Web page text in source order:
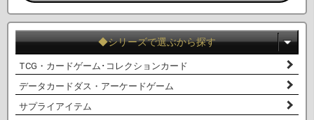
◆シリーズで選ぶから探す
TCG・カードゲーム･コレクションカード
データカードダス・アーケードゲーム
サプライアイテム